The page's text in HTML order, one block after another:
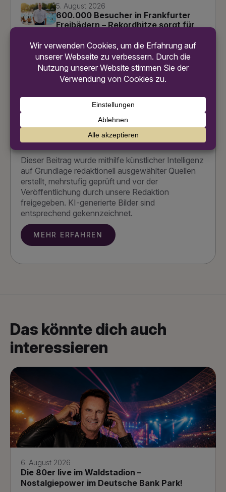
5. August 2026
600.000 Besucher in Frankfurter
Freibädern – Rekordhitze sorgt für
5. August 2026
Jakob Leisler, Lebkuchen &
Selterswasser: Was die Hessen-
USA-Ausstellung noch alles zu
Einsatz von KI
Dieser Beitrag wurde mithilfe künstlicher Intelligenz
auf Grundlage redaktionell ausgewählter Quellen
erstellt, mehrstufig geprüft und vor der
Veröffentlichung durch unsere Redaktion
freigegeben. KI-generierte Bilder sind
entsprechend gekennzeichnet.
MEHR ERFAHREN
Das könnte dich auch
interessieren
6. August 2026
Die 80er live im Waldstadion –
Nostalgiepower im Deutsche Bank Park!